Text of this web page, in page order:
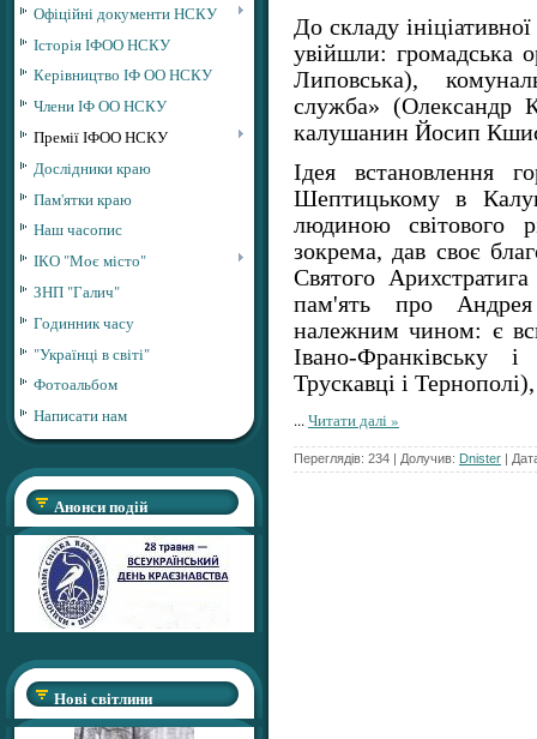
Офіційні документи НСКУ
Історія ІФОО НСКУ
Керівництво ІФ ОО НСКУ
Члени ІФ ОО НСКУ
Премії ІФОО НСКУ
Дослідники краю
Пам'ятки краю
Наш часопис
ІКО "Моє місто"
ЗНП "Галич"
Годинник часу
"Українці в світі"
Фотоальбом
Написати нам
Анонси подій
Нові світлини
До складу
увійшли: громадська
Липовська),
служба» (Олександр
калушанин Йосип
Ідея встановлення
Шептицькому в
людиною світового
зокрема, дав своє
Святого
пам'ять про
належним чином: є
Івано-Франківську
Трускавці і
...Читати далі »
Переглядів: 234 | Долучив: Dnister |